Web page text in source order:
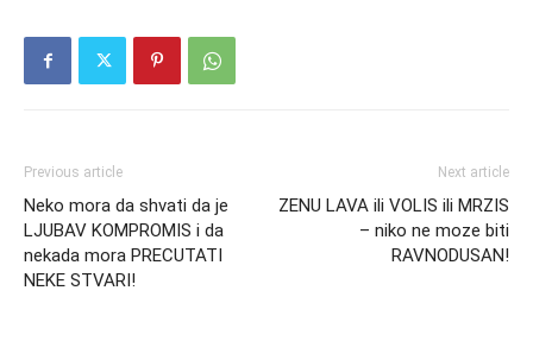
Previous article
Neko mora da shvati da je
LJUBAV KOMPROMIS i da
nekada mora PRECUTATI
NEKE STVARI!
Next article
ZENU LAVA ili VOLIS ili MRZIS
– niko ne moze biti
RAVNODUSAN!